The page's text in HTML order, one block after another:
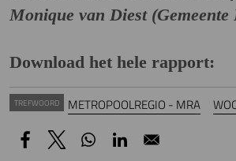
Monique van Diest (Gemeente
Download het hele rapport:
TREFWOORD METROPOOLREGIO - MRA